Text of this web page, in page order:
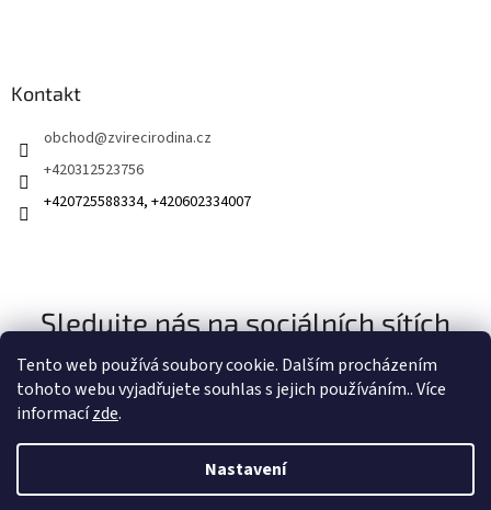
Tento web používá soubory cookie. Dalším procházením
tohoto webu vyjadřujete souhlas s jejich používáním.. Více
informacízde.
Nastavení
Kontakt
obchod@zvirecirodina.cz
+420312523756
+420725588334, +420602334007
Sledujte nás na sociálních sítích
Vytvořil Shoptet